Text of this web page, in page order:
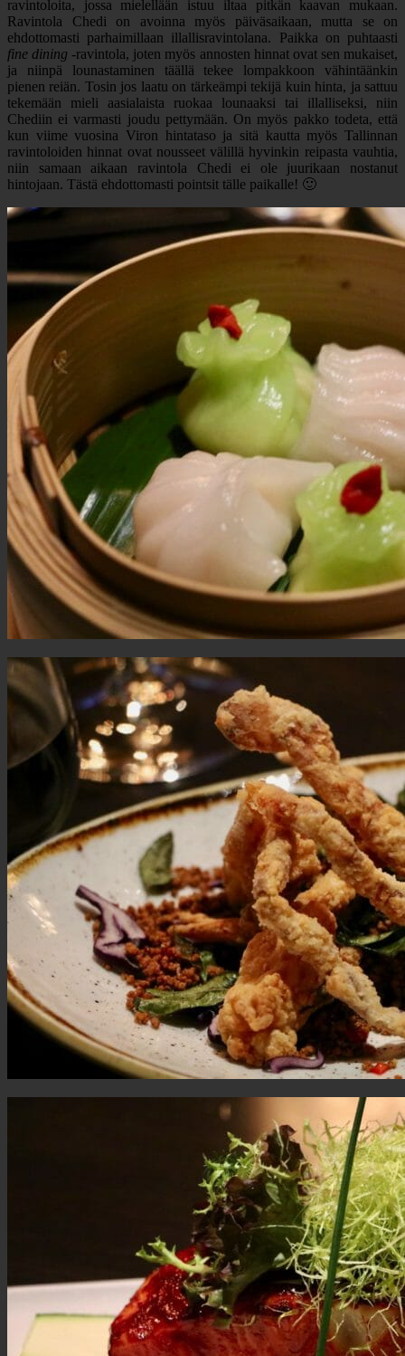
ravintoloita, jossa mielellään istuu iltaa pitkän kaavan mukaan.
Ravintola Chedi on avoinna myös päiväsaikaan, mutta se on
ehdottomasti parhaimillaan illallisravintolana. Paikka on puhtaasti
fine dining -ravintola, joten myös annosten hinnat ovat sen mukaiset,
ja niinpä lounastaminen täällä tekee lompakkoon vähintäänkin
pienen reiän. Tosin jos laatu on tärkeämpi tekijä kuin hinta, ja sattuu
tekemään mieli aasialaista ruokaa lounaaksi tai illalliseksi, niin
Chediin ei varmasti joudu pettymään. On myös pakko todeta, että
kun viime vuosina Viron hintataso ja sitä kautta myös Tallinnan
ravintoloiden hinnat ovat nousseet välillä hyvinkin reipasta vauhtia,
niin samaan aikaan ravintola Chedi ei ole juurikaan nostanut
hintojaan. Tästä ehdottomasti pointsit tälle paikalle! 🙂